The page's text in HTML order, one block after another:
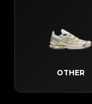
OTHER